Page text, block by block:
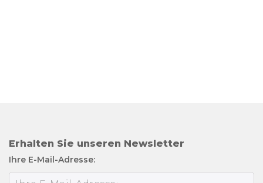
Erhalten Sie unseren Newsletter
Ihre E-Mail-Adresse: